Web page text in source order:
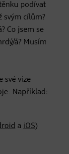
podívat
svým cílům?
Co jsem se
á? Musím
své vize
Například:
a iOS)